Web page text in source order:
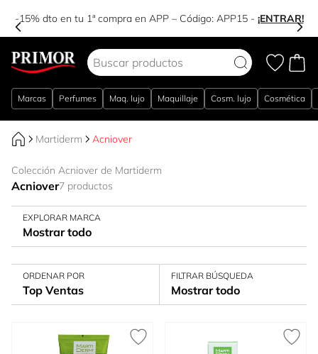
-15% dto en tu 1ª compra en APP – Código: APP15- ¡ENTRAR!
Marcas Perfumes Maq. lujo Maquillaje Cosm. lujo Cosmética
Martiderm Acniover
Colección Acniover de Martiderm
Acniover7 productos
EXPLORAR MARCA
Mostrar todo
ORDENAR POR
Top Ventas
FILTRAR BÚSQUEDA
Mostrar todo